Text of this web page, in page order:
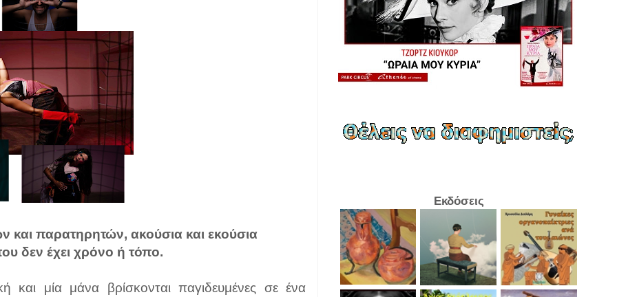
παρατηρητών, ακούσια και εκούσια
δεν έχει χρόνο ή τόπο.
και μία μάνα βρίσκονται παγιδευμένες σε ένα
Εκδόσεις